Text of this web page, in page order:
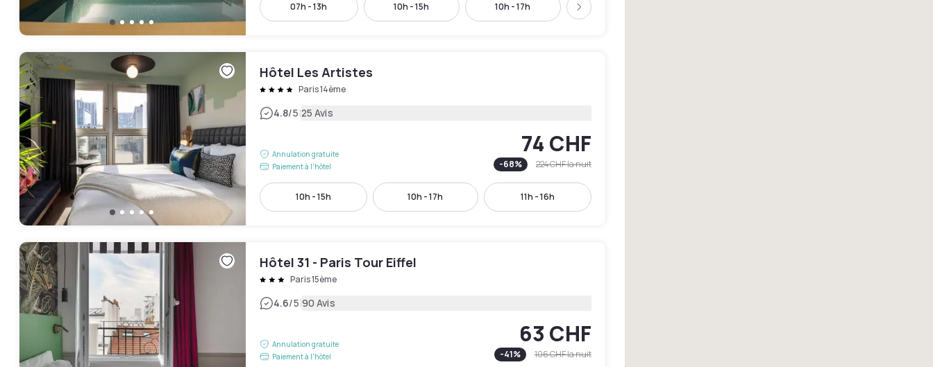
07h - 13h 10h - 15h 10h - 17h Suivant
Hôtel Les Artistes
Paris 14ème
4.8/5|25 Avis
Annulation gratuite
Paiement à l'hôtel
74 CHF
-68% 224 CHFla nuit
10h - 15h 10h - 17h 11h - 16h
Hôtel 31 - Paris Tour Eiffel
Paris 15ème
4.6/5|90 Avis
Annulation gratuite
Paiement à l'hôtel
63 CHF
-41% 106 CHFla nuit